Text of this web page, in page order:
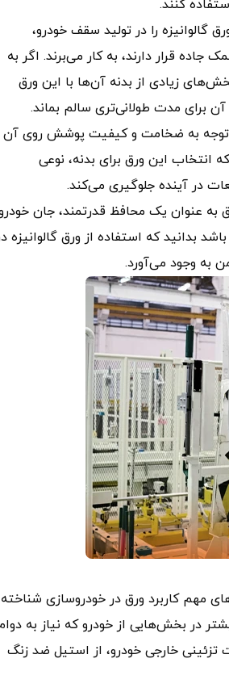
کنند.
گالوانیزه را در تولید سقف خودرو،
قرار دارند، به‌ کار می‌برند. اگر به
زیادی از بدنه آن‌ها با این ورق
برای مدت طولانی‌تری سالم بماند.
توجه به ضخامت و کیفیت پوشش روی آن
انتخاب این ورق برای بدنه، نوعی
در آینده جلوگیری می‌کند.
به‌ عنوان یک محافظ قدرتمند، جان
بدانید که استفاده از ورق گالوانیزه
به‌ وجود می‌آورد.
مهم کاربرد ورق در خودروسازی شناخته
در بخش‌هایی از خودرو که نیاز به
تزئینی خارجی خودرو، از استیل ضد زنگ